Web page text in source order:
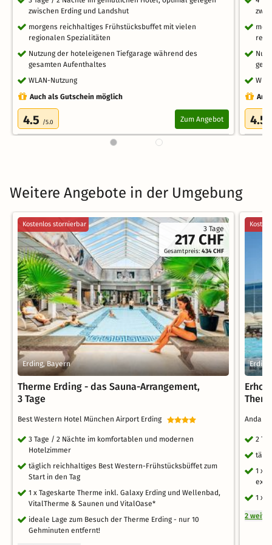
zwischen Erding und Landshut
morgens reichhaltiges Frühstücksbuffet mit vielen
regionalen Spezialitäten
Nutzung der hoteleigenen Tiefgarage während des
gesamten Aufenthaltes
WLAN-Nutzung
Auch als Gutschein möglich
4.5 /5.0 Zum Angebot 4.5
Weitere Angebote in der Umgebung
3 Tage
217 CHF
Gesamtpreis:434 CHF
Kostenlos stornierbar
Erding, Bayern
Therme Erding - das Sauna-Arrangement,
3 Tage
Best Western Hotel München Airport Erding
3 Tage / 2 Nächte im komfortablen und modernen
Hotelzimmer
täglich reichhaltiges Best Western-Frühstücksbüffet zum
Start in den Tag
1 x Tageskarte Therme inkl. Galaxy Erding und Wellenbad,
VitalTherme & Saunen und VitalOase*
ideale Lage zum Besuch der Therme Erding - nur 10
Gehminuten entfernt!
2
1 x
1 x
2